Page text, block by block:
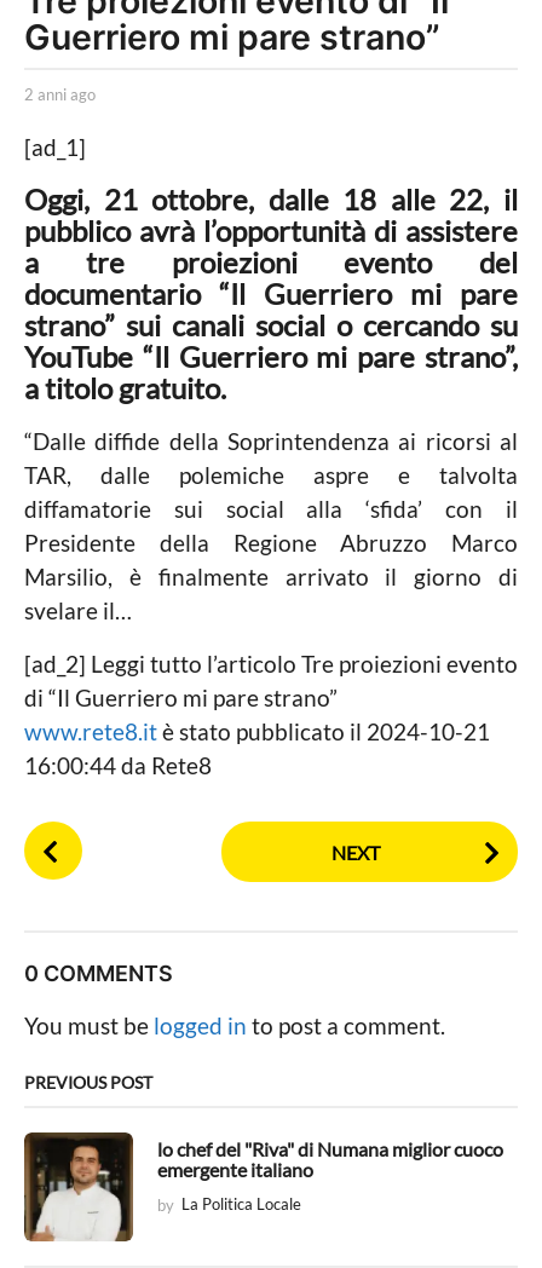
n
i
a
g
o
2
a
n
n
a
g
o
Guerriero mi pare strano”
b
R
e
t
e
8
2 anni ago
g
o
[ad_1]
Oggi, 21 ottobre, dalle 18 alle 22, il
pubblico avrà l’opportunità di assistere
a tre proiezioni evento del
documentario “Il Guerriero mi pare
strano” sui canali social o cercando su
YouTube “Il Guerriero mi pare strano”,
a titolo gratuito.
“Dalle diffide della Soprintendenza ai ricorsi al
TAR, dalle polemiche aspre e talvolta
diffamatorie sui social alla ‘sfida’ con il
Presidente della Regione Abruzzo Marco
Marsilio, è finalmente arrivato il giorno di
svelare il…
[ad_2] Leggi tutto l’articolo Tre proiezioni evento
di “Il Guerriero mi pare strano”
www.rete8.itè stato pubblicato il 2024-10-21
16:00:44 da Rete8
P
o
P
a
g
n
t
o
n
NEXT
0 COMMENTS
You must be logged in to post a comment.
PREVIOUS POST
lo chef del "Riva" di Numana miglior cuoco
emergente italiano
by La Politica Locale